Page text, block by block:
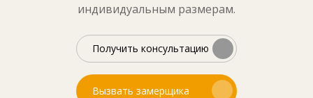
индивидуальным размерам.
Получить консультацию
Вызвать замерщика